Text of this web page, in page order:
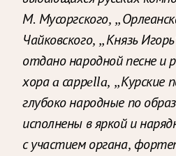
М. Мусоргского,
Чайковского, „Князь
отдано народной песне и
хора a саррella, „Курские
глубоко народные по
исполнены в яркой и
с участием органа,